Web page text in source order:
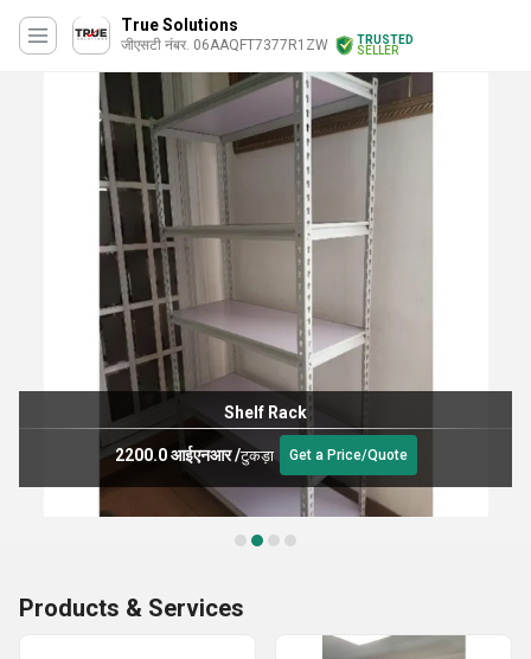
True Solutions
जीएसटी नंबर. 06AAQFT7377R1ZW
TRUSTED
SELLER
4000.0 आईएनआर
Products & Services